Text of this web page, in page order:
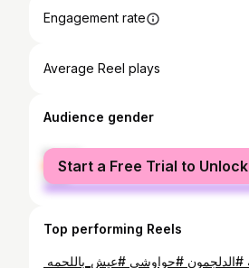
Engagement rate
Average Reel plays
Audience gender
female
male
Start a Free Trial to Unlock
Top performing Reels